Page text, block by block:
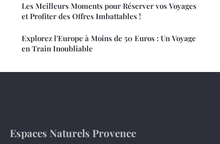
Les Meilleurs Moments pour Réserver vos Voyages
et Profiter des Offres Imbattables !
Explorez l'Europe à Moins de 50 Euros : Un Voyage
en Train Inoubliable
Espaces Naturels Provence